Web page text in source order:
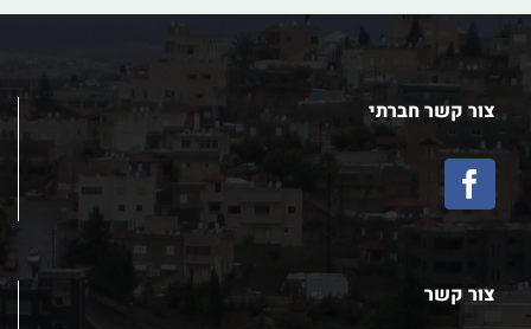
צור קשר חברתי
צור קשר